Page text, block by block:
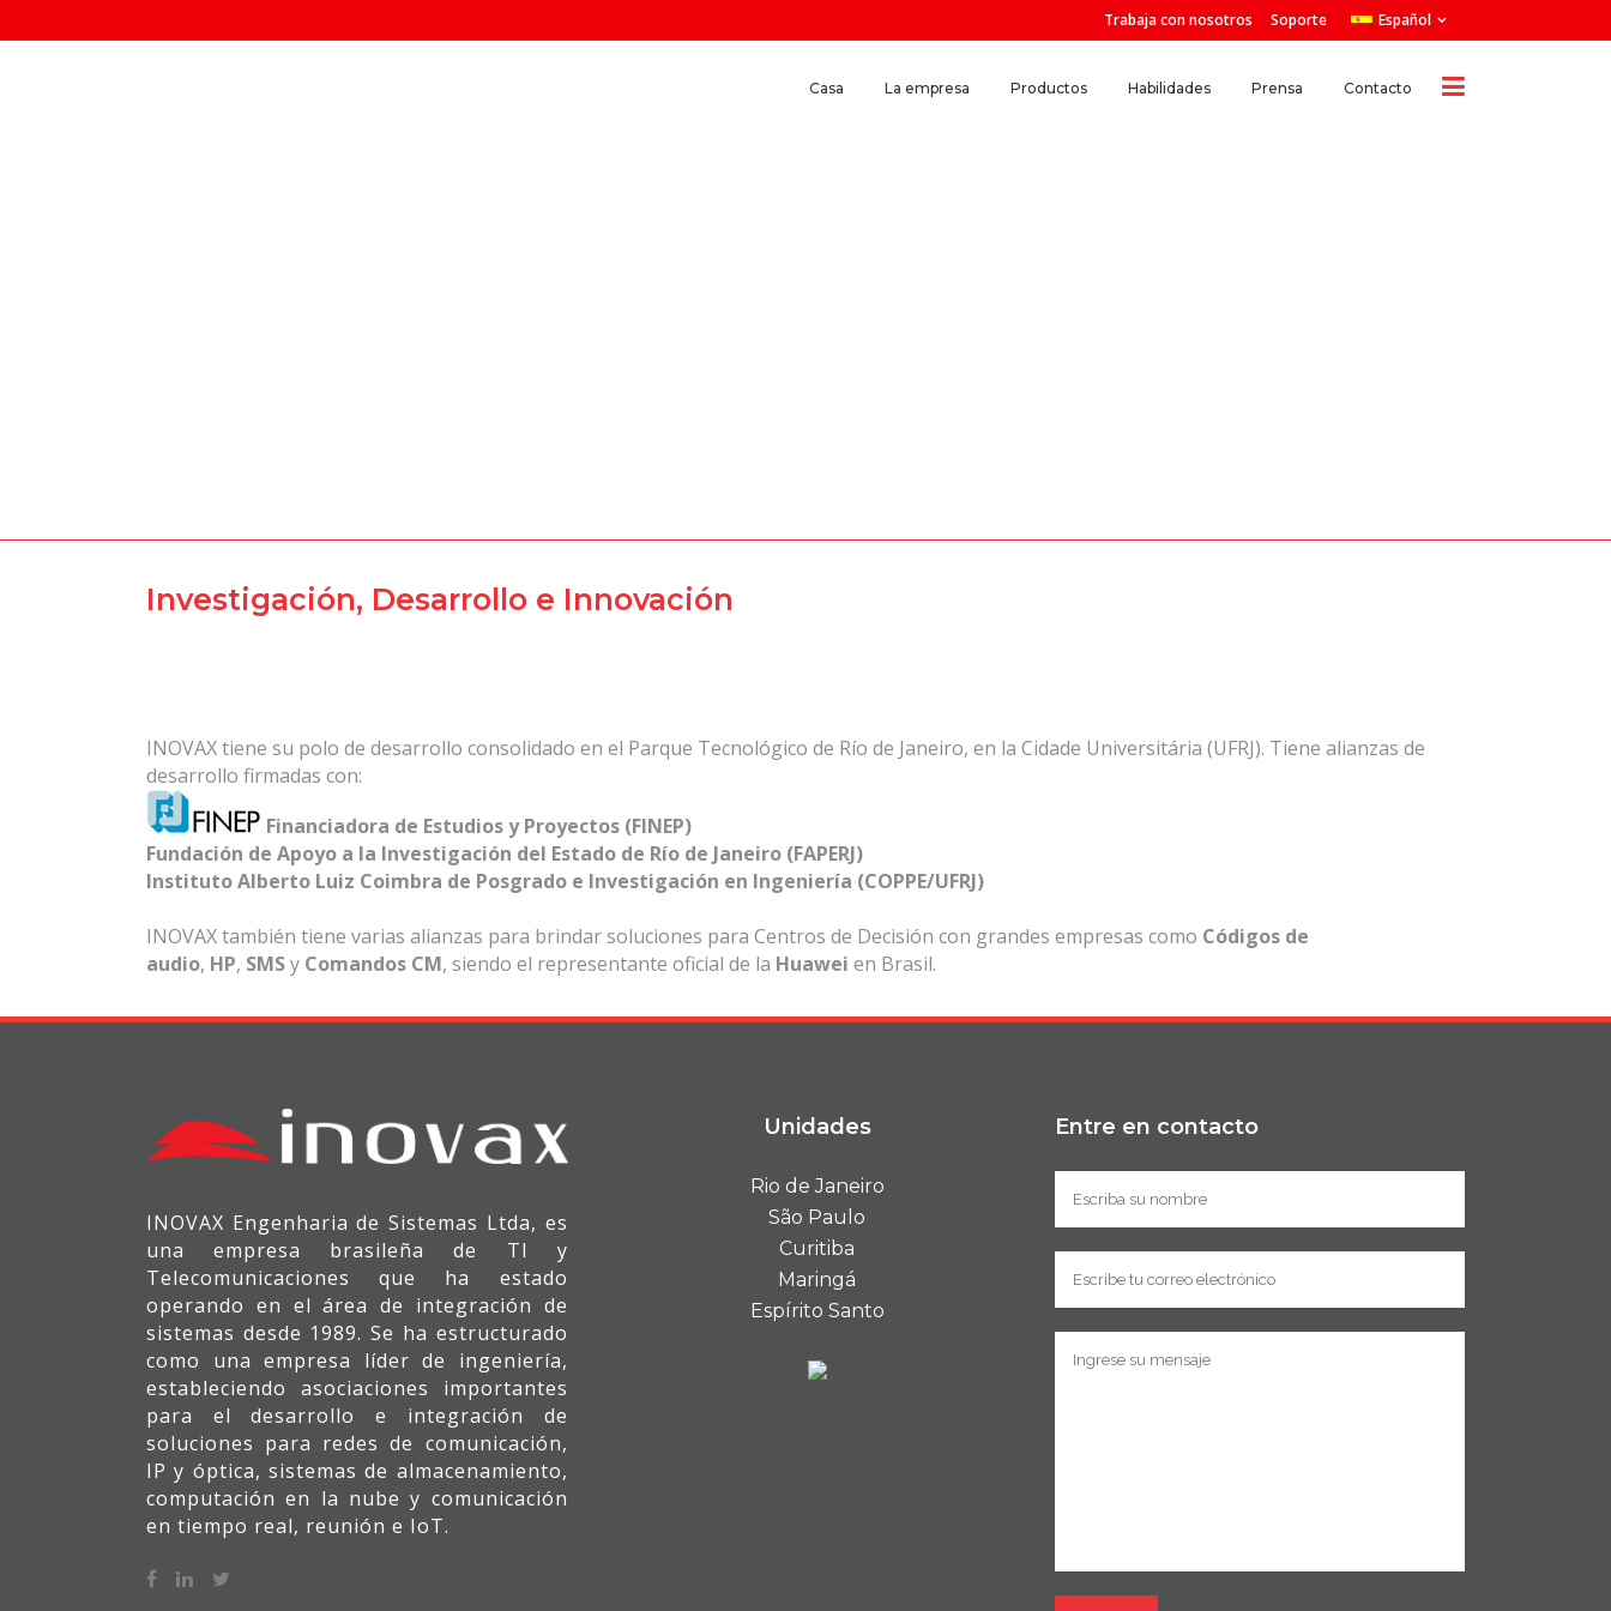
Trabaja con nosotros Soporte Español
Casa La empresa Productos Habilidades Prensa Contacto
Investigación, Desarrollo e Innovación
INOVAX tiene su polo de desarrollo consolidado en el Parque Tecnológico de Río de Janeiro, en la Cidade Universitária (UFRJ). Tiene alianzas de
desarrollo firmadas con:
Financiadora de Estudios y Proyectos (FINEP)
Fundación de Apoyo a la Investigación del Estado de Río de Janeiro (FAPERJ)
Instituto Alberto Luiz Coimbra de Posgrado e Investigación en Ingeniería (COPPE/UFRJ)
INOVAX también tiene varias alianzas para brindar soluciones para Centros de Decisión con grandes empresas como Códigos de
audio, HP, SMSy Comandos CM, siendo el representante oficial de la Huawei en Brasil.
INOVAX Engenharia de Sistemas Ltda, es
una empresa brasileña de TI y
Telecomunicaciones que ha estado
operando en el área de integración de
sistemas desde 1989. Se ha estructurado
como una empresa líder de ingeniería,
estableciendo asociaciones importantes
para el desarrollo e integración de
soluciones para redes de comunicación,
IP y óptica, sistemas de almacenamiento,
computación en la nube y comunicación
en tiempo real, reunión e IoT.
Unidades
Rio de Janeiro
São Paulo
Curitiba
Maringá
Espírito Santo
Entre en contacto